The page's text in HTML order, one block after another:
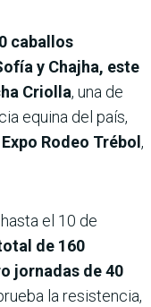
caballos
y Chajha, este
Criolla, una de
equina del país,
Expo Rodeo Trébol ,
el 10 de
de 160
jornadas de 40
la resistencia,